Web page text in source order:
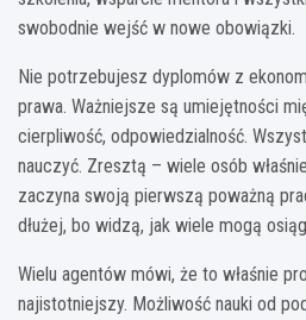
swobodnie wejść w nowe obowiązki.
Nie potrzebujesz dyplomów z
prawa. Ważniejsze są umiejętności
cierpliwość, odpowiedzialność.
nauczyć. Zresztą – wiele osób
zaczyna swoją pierwszą poważną
dłużej, bo widzą, jak wiele mogą
Wielu agentów mówi, że to właśnie
najistotniejszy. Możliwość nauki od